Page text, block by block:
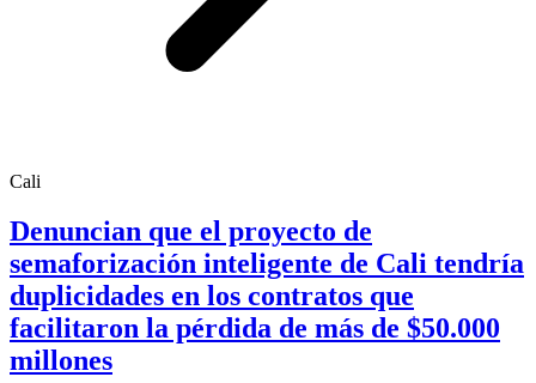
Cali
Denuncian que el proyecto de
semaforización inteligente de Cali tendría
duplicidades en los contratos que
facilitaron la pérdida de más de $50.000
millones